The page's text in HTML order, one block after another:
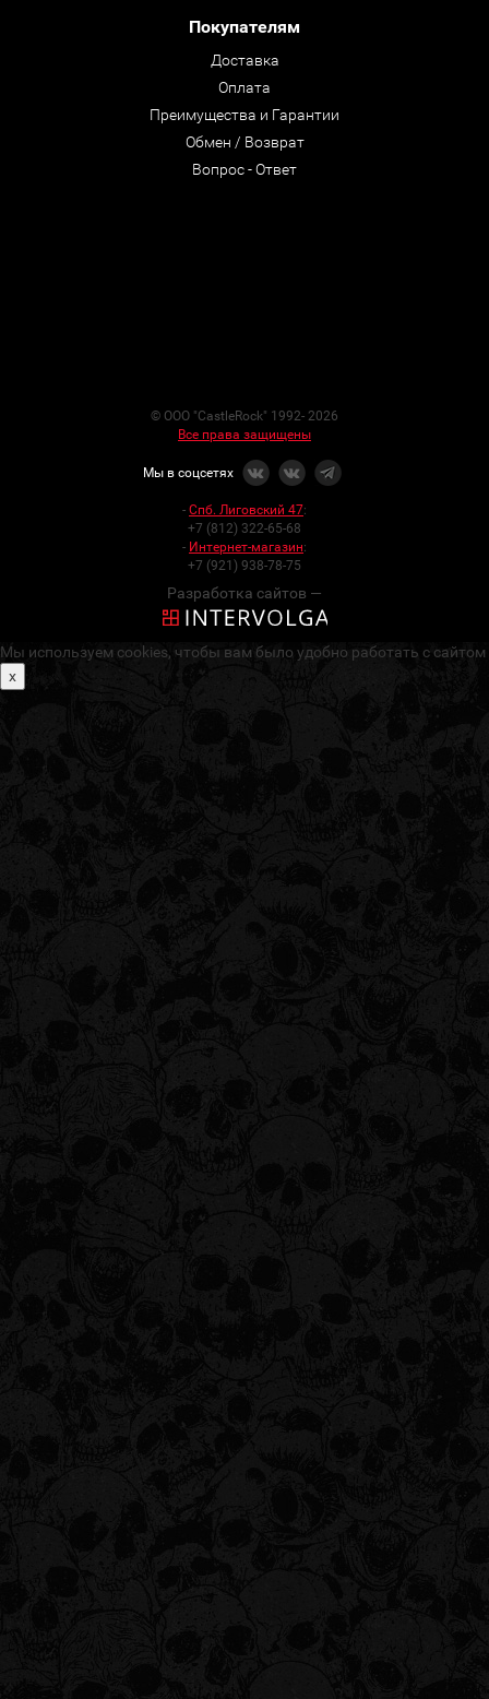
Покупателям
Доставка
Оплата
Преимущества и Гарантии
Обмен / Возврат
Вопрос - Ответ
© ООО "CastleRock" 1992- 2026
Все права защищены
Мы в соцсетях
- Спб. Лиговский 47:
+7 (812) 322-65-68
- Интернет-магазин:
+7 (921) 938-78-75
Разработка сайтов —
Мы используем cookies, чтобы вам было удобно работать с сайтом
x